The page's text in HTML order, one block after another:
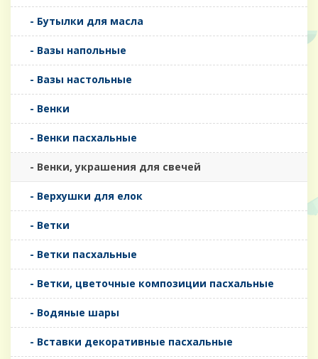
- Бутылки для масла
- Вазы напольные
- Вазы настольные
- Венки
- Венки пасхальные
- Венки, украшения для свечей
- Верхушки для елок
- Ветки
- Ветки пасхальные
- Ветки, цветочные композиции пасхальные
- Водяные шары
- Вставки декоративные пасхальные